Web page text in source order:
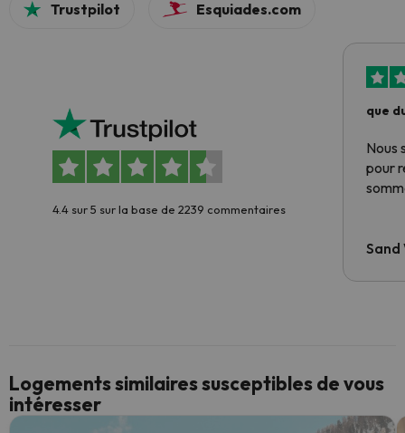
Trustpilot Esquiades.com
4.4 sur 5 sur la base de 2239 commentaires
que
Nous
pour
Sand
Logements similaires susceptibles de vous
intéresser